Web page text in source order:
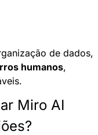
de dados,
humanos,
Miro AI